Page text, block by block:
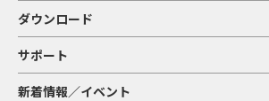
ダウンロード
サポート
新着情報／イベント